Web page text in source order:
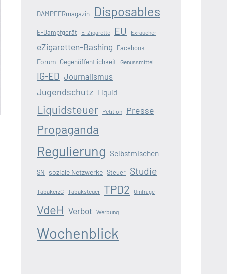
DAMPFERmagazin Disposables
E-Dampfgerät E-Zigarette EU Exraucher
eZigaretten-Bashing Facebook
Forum Gegenöffentlichkeit Genussmittel
IG-ED Journalismus
Jugendschutz Liquid
Liquidsteuer Petition Presse
Propaganda
Regulierung Selbstmischen
SN soziale Netzwerke Steuer Studie
TabakerzG Tabaksteuer TPD2 Umfrage
VdeH Verbot Werbung
Wochenblick